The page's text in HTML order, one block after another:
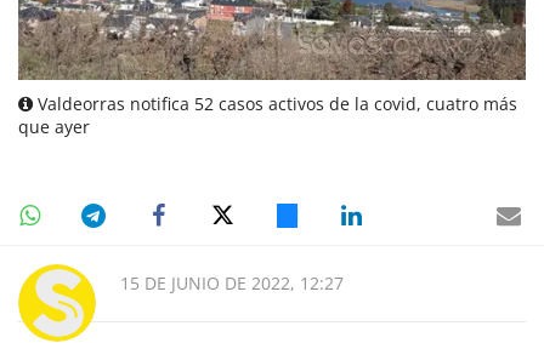
Valdeorras notifica 52 casos activos de la covid, cuatro más
que ayer
15 DE JUNIO DE 2022, 12:27